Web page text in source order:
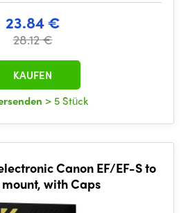
23.84 €
28.12 €
> 5 Stück
KAUFEN
Canon EF/EF-S to
mount, with Caps